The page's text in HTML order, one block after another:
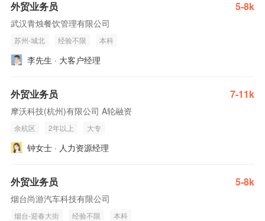
外贸业务员 5-8k
武汉青烛餐饮管理有限公司
苏州-城北 经验不限 本科
李先生 · 大客户经理
外贸业务员 7-11k
摩沃科技(杭州)有限公司 A轮融资
余杭区 2年以上 大专
钟女士 · 人力资源经理
外贸业务员 5-8k
烟台尚游汽车科技有限公司
烟台-迎春大街 经验不限 本科